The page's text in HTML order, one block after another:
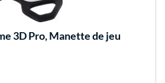
3D Pro, Manette de jeu